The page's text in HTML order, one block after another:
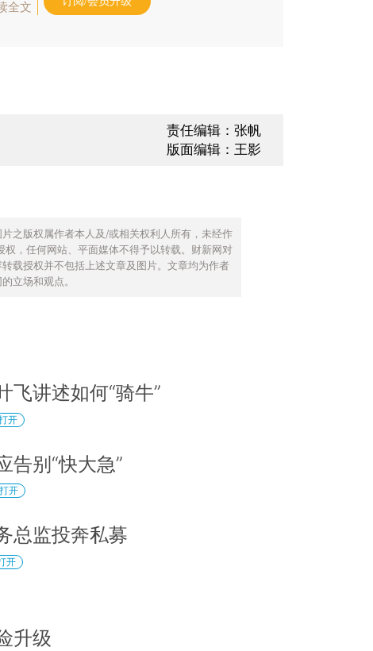
全文
责任编辑：张帆
版面编辑：王影
之版权属作者本人及/或相关权利人所有，未经作
权，任何网站、平面媒体不得予以转载。财新网对
载授权并不包括上述文章及图片。文章均为作者
立场和观点。
飞讲述如何“骑牛”
开
告别“快大急”
开
总监投奔私募
开
升级